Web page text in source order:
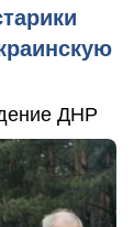
ДНР